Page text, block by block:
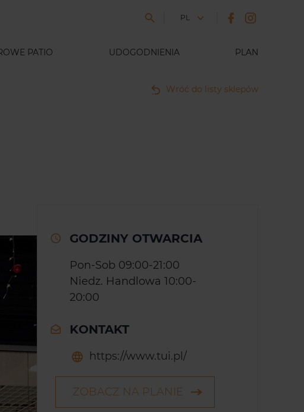
PL JĘZYK
PATIO UDOGODNIENIA PLAN
Wróć do listy sklepów
GODZINY OTWARCIA
Pon-Sob 09:00-21:00
Niedz. Handlowa 10:00-
20:00
KONTAKT
https://www.tui.pl/
ZOBACZ NA PLANIE